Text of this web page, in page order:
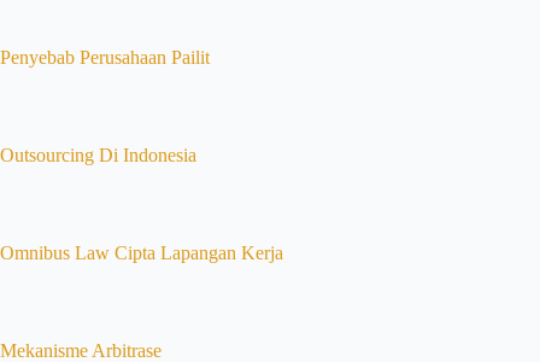
Penyebab Perusahaan Pailit
Outsourcing Di Indonesia
Omnibus Law Cipta Lapangan Kerja
Mekanisme Arbitrase